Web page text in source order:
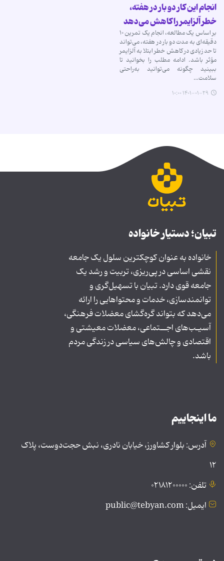
انجام این کار دو بار در هفته،
خطر آلزایمر را کاهش می‌دهد
بر اساس یک مطالعه، انجام یک تمرین ۱۰
دقیقه‌ای به مدت دو بار در هفته، می‌تواند
تا حد زیادی در کاهش خطر ابتلا به آلزایمر
مؤثر باشد. ادامه مطلب را بخوانید تا
ببینید چگونه می‌توانید به‌راحتی
سلامت…
۱۴۰۱-۰۱-۲۹ ۱۰:۰۰
تبیان؛ دستیار خانواده
خانواده به عنوان کوچکترین سلول یک جامعه
نقشی اساسی در پی‌ریزی، تربیت و رشد یک
جامعه قوی دارد. تبیان با تسهیل‌گری و
توانمندسازی، خدمات و محتواهایی را ارائه
می‌دهد که بتواند گره‌گشای معضلات فرهنگی،
آسیـب‌های اجــتماعی، معضلات معیشتی و
اقتصادی و چالش‌های سیاسی در زندگی مردم
باشد.
ما اینجاییم
آدرس: بلوار کشاورز، خیابان نادری، نبش حجت‌دوست، پلاک
۱۲
تلفن: ۰۲۱۸۱۲۰۰۰۰۰
ایمیل: public@tebyan.com